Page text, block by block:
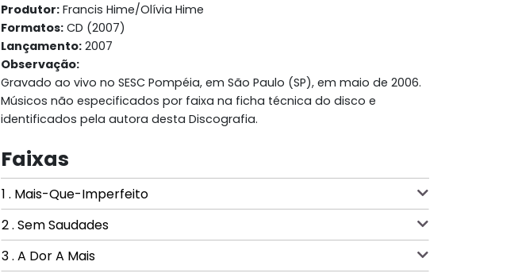
Produtor: Francis Hime/Olívia Hime
Formatos: CD (2007)
Lançamento: 2007
Observação:
Gravado ao vivo no SESC Pompéia, em São Paulo (SP), em maio de 2006.
Músicos não especificados por faixa na ficha técnica do disco e
identificados pela autora desta Discografia.
Faixas
1 . Mais-Que-Imperfeito
2 . Sem Saudades
3 . A Dor A Mais